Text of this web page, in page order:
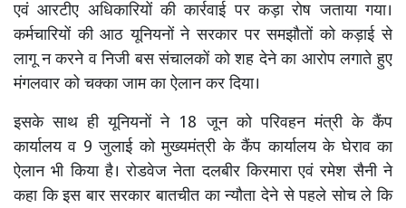
एवं आरटीए अधिकारियों की कार्रवाई पर कड़ा रोष जताया गया।
कर्मचारियों की आठ यूनियनों ने सरकार पर समझौतों को कड़ाई से
लागू न करने व निजी बस संचालकों को शह देने का आरोप लगाते हुए
मंगलवार को चक्का जाम का ऐलान कर दिया।
इसके साथ ही यूनियनों ने 18 जून को परिवहन मंत्री के कैंप
कार्यालय व 9 जुलाई को मुख्यमंत्री के कैंप कार्यालय के घेराव का
ऐलान भी किया है। रोडवेज नेता दलबीर किरमारा एवं रमेश सैनी ने
कहा कि इस बार सरकार बातचीत का न्यौता देने से पहले सोच ले कि